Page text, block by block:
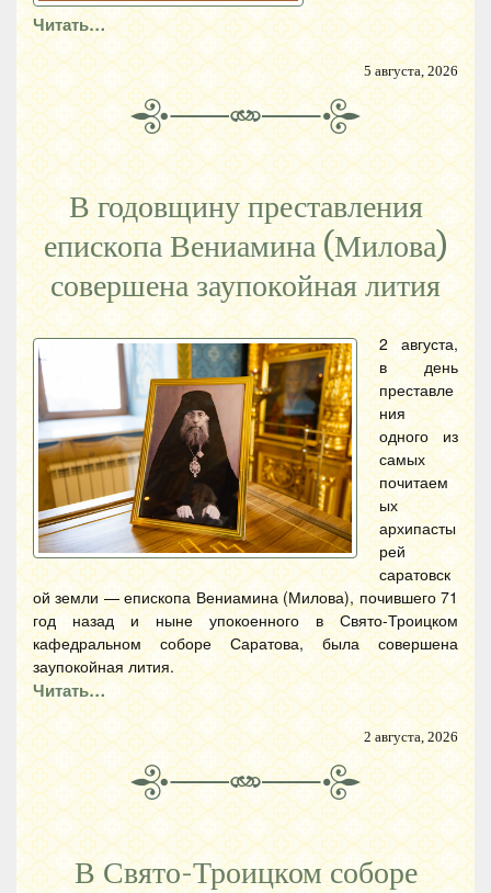
Читать…
5 августа, 2026
В годовщину преставления
епископа Вениамина (Милова)
совершена заупокойная лития
2 августа,
в день
преставле
ния
одного из
самых
почитаем
ых
архипасты
рей
саратовск
ой земли — епископа Вениамина (Милова), почившего 71
год назад и ныне упокоенного в Свято-Троицком
кафедральном соборе Саратова, была совершена
заупокойная лития.
Читать…
2 августа, 2026
В Свято-Троицком соборе